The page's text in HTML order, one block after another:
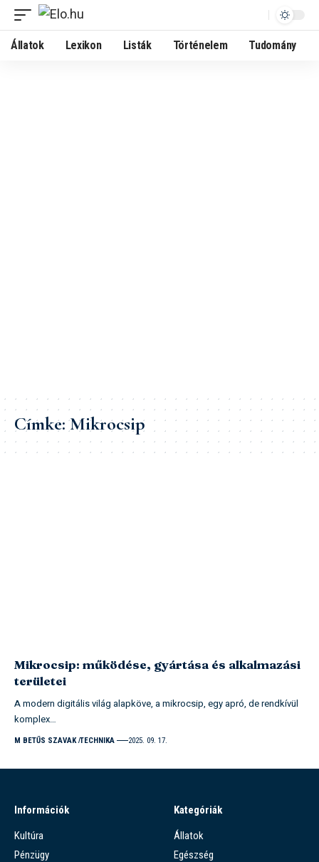
Állatok Lexikon Listák Történelem Tudomány
Címke:Mikrocsip
Mikrocsip: működése, gyártása és alkalmazási
területei
A modern digitális világ alapköve, a mikrocsip, egy apró, de rendkívül
komplex…
M BETŰS SZAVAK TECHNIKA 2025. 09. 17.
Információk
Kultúra
Pénzügy
Kategóriák
Állatok
Egészség